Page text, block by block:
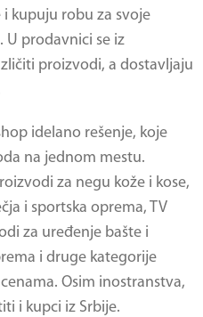
kupuju robu za svoje
prodavnici se iz
proizvodi, a dostavljaju
idelano rešenje, koje
na jednom mestu.
za negu kože i kose,
i sportska oprema, TV
za uređenje bašte i
i druge kategorije
Osim inostranstva,
i kupci iz Srbije.